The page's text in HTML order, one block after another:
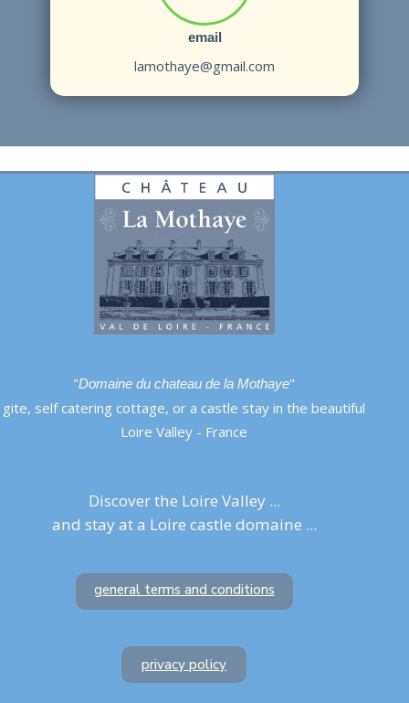
email
lamothaye@gmail.com
"Domaine du chateau de la Mothaye"
gite, self catering cottage, or a castle stay in the beautiful
Loire Valley - France
Discover the Loire Valley ...
and stay at a Loire castle domaine ...
general terms and conditions
privacy policy